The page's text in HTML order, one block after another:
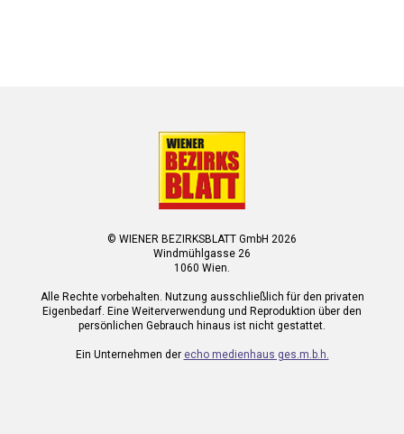
© WIENER BEZIRKSBLATT GmbH 2026
Windmühlgasse 26
1060 Wien.
Alle Rechte vorbehalten. Nutzung ausschließlich für den privaten
Eigenbedarf. Eine Weiterverwendung und Reproduktion über den
persönlichen Gebrauch hinaus ist nicht gestattet.
Ein Unternehmen der echo medienhaus ges.m.b.h.